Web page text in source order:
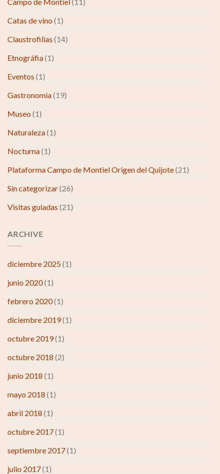
Catas de vino (1)
Claustrofilias (14)
Etnográfia(1)
Eventos (1)
Gastronomia(19)
Museo (1)
Naturaleza(1)
Nocturna(1)
Plataforma Campo de Montiel Origen del Quijote(21)
Sin categorizar(26)
Visitas guiadas (21)
ARCHIVE
diciembre 2025(1)
junio 2020(1)
febrero 2020(1)
diciembre 2019(1)
octubre 2019(1)
octubre 2018 (2)
junio 2018 (1)
mayo 2018 (1)
abril 2018 (1)
octubre 2017(1)
septiembre 2017(1)
julio 2017(1)